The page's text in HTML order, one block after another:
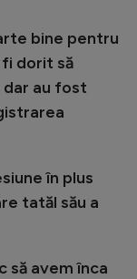
bine pentru
fi dorit să
au fost
în plus
tatăl său a
să avem înca